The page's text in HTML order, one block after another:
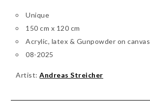
Unique
150 cm x 120 cm
Acrylic, latex & Gunpowder on canvas
08-2025
Artist:Andreas Streicher